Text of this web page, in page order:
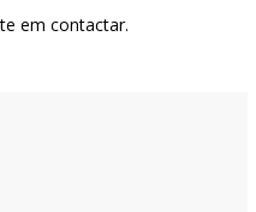
em contactar.